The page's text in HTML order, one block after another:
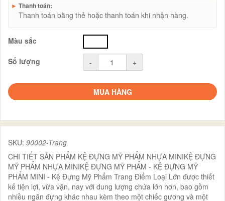
► Thanh toán:
Thanh toán bằng thẻ hoặc thanh toán khi nhận hàng.
Màu sắc
Số lượng
- +
MUA HÀNG
SKU: 90002-Trang
CHI TIẾT SẢN PHẨM KỆ ĐỰNG MỸ PHẨM NHỰA MINIKỆ ĐỰNG
MỸ PHẨM NHỰA MINIKỆ ĐỰNG MỸ PHẨM - KỆ ĐỰNG MỸ
PHẨM MINI - Kệ Đựng Mỹ Phẩm Trang Điểm Loại Lớn được thiết
kế tiện lợi, vừa vặn, nay với dung lượng chứa lớn hơn, bao gồm
nhiều ngăn đựng khác nhau kèm theo một chiếc gương và một